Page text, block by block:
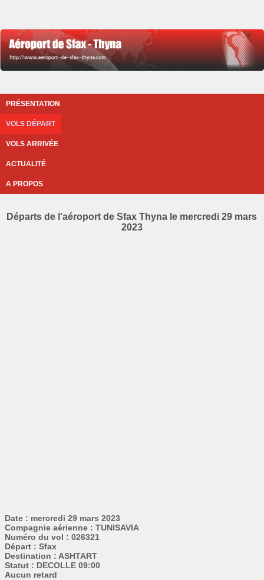
PRÉSENTATION
VOLS DÉPART
VOLS ARRIVÉE
ACTUALITÉ
A PROPOS
Départs de l'aéroport de Sfax Thyna le mercredi 29 mars
2023
Date : mercredi 29 mars 2023
Compagnie aérienne : TUNISAVIA
Numéro du vol : 026321
Départ : Sfax
Destination : ASHTART
Statut : DECOLLE 09:00
Aucun retard